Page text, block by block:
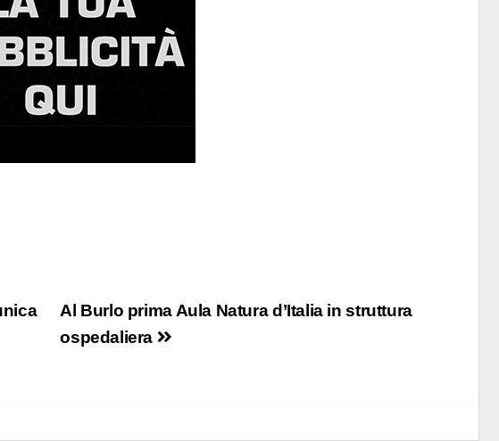
Al Burlo prima Aula Natura d’Italia in struttura
ospedaliera